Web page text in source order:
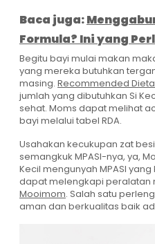
Baca juga:
Formula? Ini yang
Begitu bayi mulai makan
yang mereka butuhkan
masing. Recommended
jumlah yang dibutuhkan Si
sehat. Moms dapat melihat
bayi melalui tabel RDA.
Usahakan kecukupan zat
semangkuk MPASI-nya, ya,
Kecil mengunyah MPASI
dapat melengkapi peralatan
Mooimom. Salah satu
aman dan berkualitas baik